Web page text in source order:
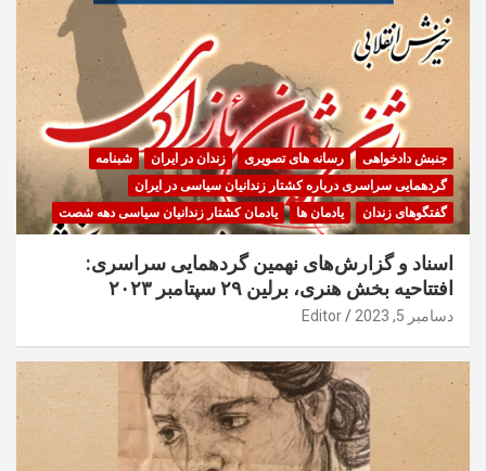
جنبش دادخواهی رسانه های تصویری زندان در ایران
شبنامه
گردهمایی سراسری درباره کشتار زندانیان سیاسی در ایران
گفتگوهای زندان
یادمان ها یادمان کشتار زندانیان سیاسی دهه شصت
اسناد و گزارش‌های نهمین گردهمایی سراسری:
افتتاحیه بخش هنری، برلین ۲۹ سپتامبر ۲۰۲۳
دسامبر 5, 2023 Editor